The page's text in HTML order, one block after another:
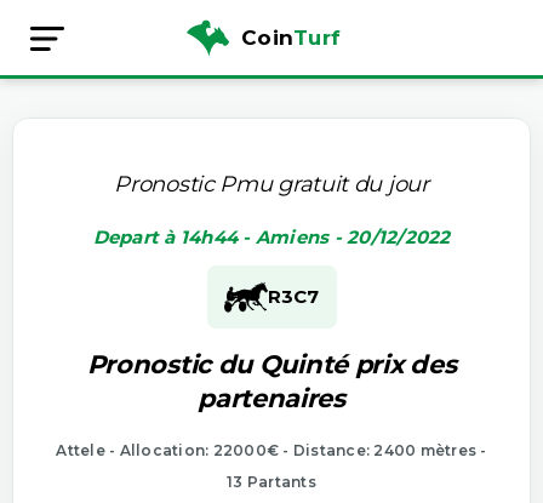
CoinTurf
Pronostic Pmu gratuit du jour
Depart à 14h44 - Amiens - 20/12/2022
R3C7
Pronostic du Quinté prix des
partenaires
Attele - Allocation: 22000€ - Distance: 2400 mètres -
13 Partants